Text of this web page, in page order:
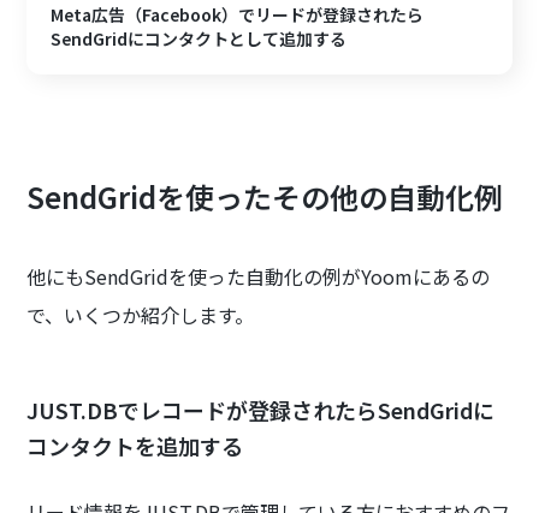
Meta広告（Facebook）でリードが登録されたら
SendGridにコンタクトとして追加する
SendGridを使ったその他の自動化例
他にもSendGridを使った自動化の例がYoomにあるの
で、いくつか紹介します。
JUST.DBでレコードが登録されたらSendGridに
コンタクトを追加する